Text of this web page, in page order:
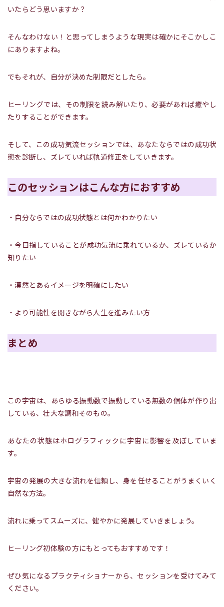
いたらどう思いますか？
そんなわけない！と思ってしまうような現実は確かにそこかしこ
にありますよね。
でもそれが、自分が決めた制限だとしたら。
ヒーリングでは、その制限を読み解いたり、必要があれば癒やし
たりすることができます。
そして、この成功気流セッションでは、あなたならではの成功状
態を診断し、ズレていれば軌道修正をしていきます。
このセッションはこんな方におすすめ
・自分ならではの成功状態とは何かわかりたい
・今目指していることが成功気流に乗れているか、ズレているか
知りたい
・漠然とあるイメージを明確にしたい
・より可能性を開きながら人生を進みたい方
まとめ
この宇宙は、あらゆる振動数で振動している無数の個体が作り出
している、壮大な調和そのもの。
あなたの状態はホログラフィックに宇宙に影響を及ぼしていま
す。
宇宙の発展の大きな流れを信頼し、身を任せることがうまくいく
自然な方法。
流れに乗ってスムーズに、健やかに発展していきましょう。
ヒーリング初体験の方にもとってもおすすめです！
ぜひ気になるプラクティショナーから、セッションを受けてみて
ください。